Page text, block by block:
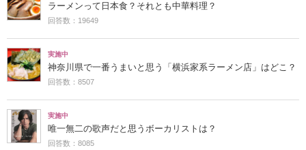
ラーメンって日本食？それとも中華料理？
回答数：19649
実施中
神奈川県で一番うまいと思う「横浜家系ラーメン店」はどこ？
回答数：8507
実施中
唯一無二の歌声だと思うボーカリストは？
回答数：8085